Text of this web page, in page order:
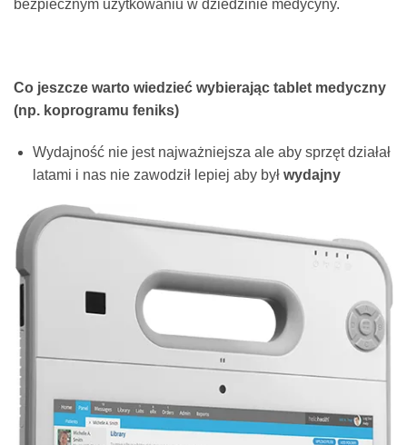
bezpiecznym użytkowaniu w dziedzinie medycyny.
Co jeszcze warto wiedzieć wybierając tablet medyczny
(np. koprogramu feniks)
Wydajność nie jest najważniejsza ale aby sprzęt działał
latami i nas nie zawodził lepiej aby był wydajny